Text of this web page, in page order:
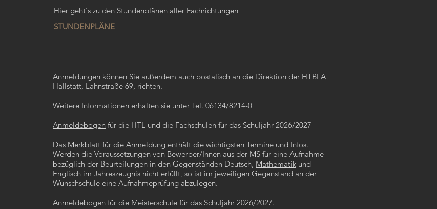
Hier geht's zu den Stundenplänen aller Fachrichtungen
STUNDENPLÄNE
Anmeldungen können Sie außerdem auch postalisch an die Direktion der HTBLA
Hallstatt, Lahnstraße 69, richten.
Weitere Informationen erhalten sie unter Tel. 06134/8214-0
Anmeldebogen für die HTL und die Fachschulen für das Schuljahr 2026/2027
Das Merkblatt für die Anmeldung enthält die wichtigsten Termine und Infos.
Werden die Voraussetzungen von Bewerber/Innen aus der MS für eine Aufnahme
bezüglich der Beurteilungen in den Gegenständen Deutsch, Mathematik und
Englisch im Jahreszeugnis nicht erfüllt, so ist im jeweiligen Gegenstand an der
Wunschschule eine Aufnahmeprüfung abzulegen.
Anmeldebogen für die Meisterschule für das Schuljahr 2026/2027.